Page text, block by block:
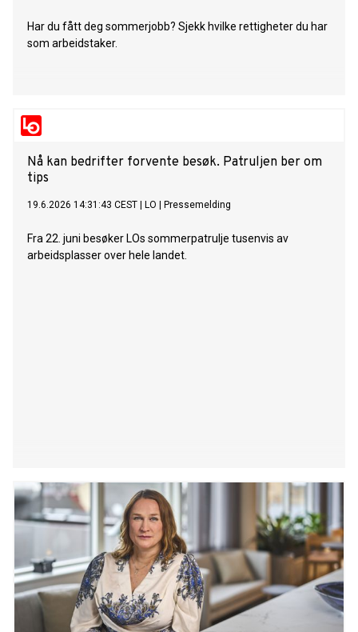
Har du fått deg sommerjobb? Sjekk hvilke rettigheter du har
som arbeidstaker.
Nå kan bedrifter forvente besøk. Patruljen ber om
tips
19.6.2026 14:31:43 CEST LO Pressemelding
Fra 22. juni besøker LOs sommerpatrulje tusenvis av
arbeidsplasser over hele landet.